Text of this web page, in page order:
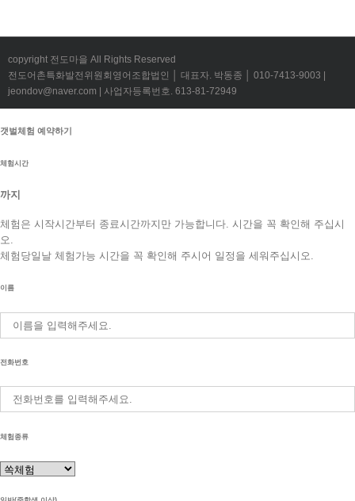
copyright 전도마을 All Rights Reserved
전도어촌특화발전위원회영어조합법인 │ 대표자. 박동종 │ 010-7413-9003 |
jeondov@naver.com | 사업자등록번호. 613-81-72949
갯벌체험 예약하기
체험시간
까지
체험은 시작시간부터 종료시간까지만 가능합니다. 시간을 꼭 확인해 주십시
오.
체험당일날 체험가능 시간을 꼭 확인해 주시어 일정을 세워주십시오.
이름
전화번호
체험종류